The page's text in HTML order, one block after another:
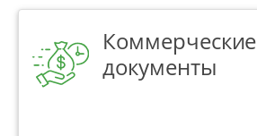
Коммерческие
документы